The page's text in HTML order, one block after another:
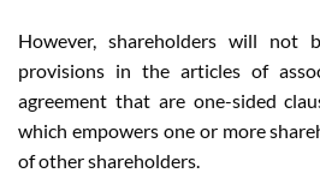
However, shareholders will not
provisions in the articles of
agreement that are one-sided
which empowers one or more
of other shareholders.